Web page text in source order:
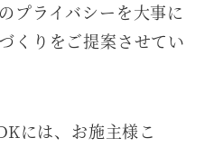
プライバシーを大事に
くりをご提案させてい
には、お施主様こ